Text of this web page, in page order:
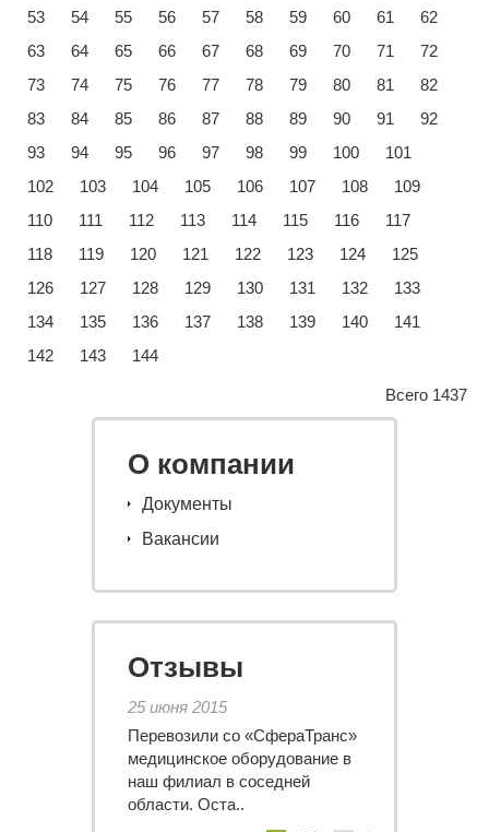
53
54 55 56 57 58 59 60 61
62
63
64 65 66 67 68 69 70 71
72
73
74 75 76 77 78 79 80 81
82
83
84 85 86 87 88 89 90 91
92
93
94 95 96 97 98 99 100
101
102
103 104 105 106 107 108
109
110
111 112 113 114 115 116
117
118
119 120 121 122 123 124
125
126
127 128 129 130 131 132
133
134
135 136 137 138 139 140
141
142
143 144
Всего 1437
О компании
Документы
Вакансии
Отзывы
25 июня 2015
Перевозили со «СфераТранс»
медицинское оборудование в
наш филиал в соседней
области. Оста..